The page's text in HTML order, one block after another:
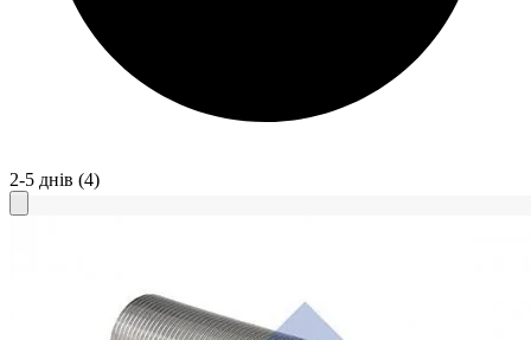
2-5 днів (4)